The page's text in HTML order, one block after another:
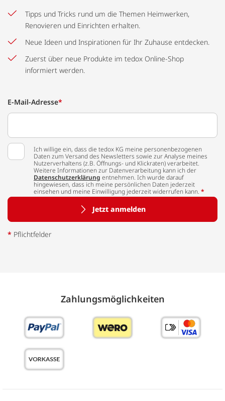
Tipps und Tricks rund um die Themen Heimwerken,
Renovieren und Einrichten erhalten.
Neue Ideen und Inspirationen für Ihr Zuhause entdecken.
Zuerst über neue Produkte im tedox Online-Shop
informiert werden.
E-Mail-Adresse*
Ich willige ein, dass die tedox KG meine personenbezogenen
Daten zum Versand des Newsletters sowie zur Analyse meines
Nutzerverhaltens (z.B. Öffnungs- und Klickraten) verarbeitet.
Weitere Informationen zur Datenverarbeitung kann ich der
Datenschutzerklärung entnehmen. Ich wurde darauf
hingewiesen, dass ich meine persönlichen Daten jederzeit
einsehen und meine Einwilligung jederzeit widerrufen kann. *
Jetzt anmelden
* Pflichtfelder
Zahlungs­möglich­keiten